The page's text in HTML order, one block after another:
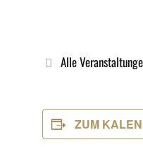
Alle
ZUM